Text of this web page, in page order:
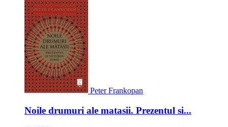
Peter Frankopan
Noile drumuri ale matasii. Prezentul si...